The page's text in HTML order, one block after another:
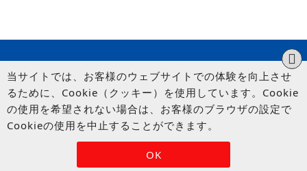
© UP GARAGE GROUP Co., Ltd.
OK
当サイトでは、お客様のウェブサイトでの体験を向上させ
るために、Cookie（クッキー）を使用しています。Cookie
の使用を希望されない場合は、お客様のブラウザの設定で
Cookieの使用を中止することができます。